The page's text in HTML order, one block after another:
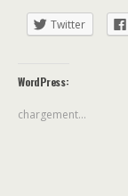
Twitter
WordPress:
chargement…